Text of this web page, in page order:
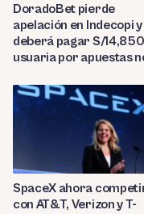
DoradoBet pierde
apelación en Indecopi y
deberá pagar S/
usuaria por apuestas
SpaceX ahora
con AT&T, Verizon y T-